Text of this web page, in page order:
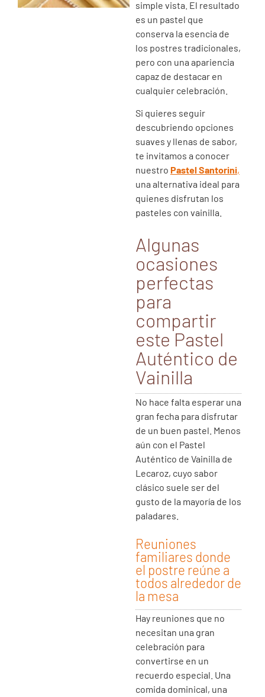
simple vista. El resultado
es un pastel que
conserva la esencia de
los postres tradicionales,
pero con una apariencia
capaz de destacar en
cualquier celebración.
Si quieres seguir
descubriendo opciones
suaves y llenas de sabor,
te invitamos a conocer
nuestro Pastel Santorini,
una alternativa ideal para
quienes disfrutan los
pasteles con vainilla.
Algunas
ocasiones
perfectas
para
compartir
este Pastel
Auténtico de
Vainilla
No hace falta esperar una
gran fecha para disfrutar
de un buen pastel. Menos
aún con el Pastel
Auténtico de Vainilla de
Lecaroz, cuyo sabor
clásico suele ser del
gusto de la mayoría de los
paladares.
Reuniones
familiares donde
el postre reúne a
todos alrededor de
la mesa
Hay reuniones que no
necesitan una gran
celebración para
convertirse en un
recuerdo especial. Una
comida dominical, una